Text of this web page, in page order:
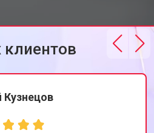
Кузнецов